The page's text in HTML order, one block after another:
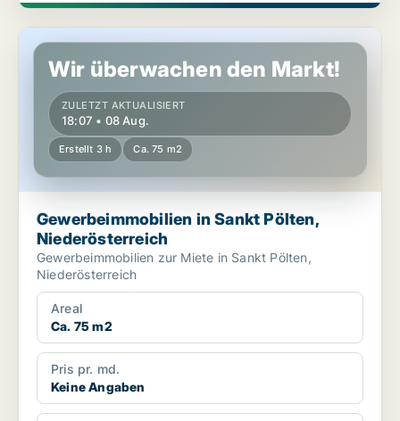
Gewerbeimmobilien in Sankt Pölten, Niederösterreich
Wir überwachen den Markt!
ZULETZT AKTUALISIERT
18:07 • 08 Aug.
Erstellt 3 h Ca. 75 m2
Gewerbeimmobilien in Sankt Pölten,
Niederösterreich
Gewerbeimmobilien zur Miete in Sankt Pölten,
Niederösterreich
Areal
Ca. 75 m2
Pris pr. md.
Keine Angaben